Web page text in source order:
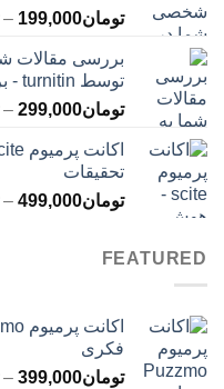
تومان199,000
–
توسط turnitin - بررسی میزان هوش مصنوعی مقاله
تومان299,000
–
تحقیقات
تومان499,000
–
FEATURED
فکری
تومان399,000
–